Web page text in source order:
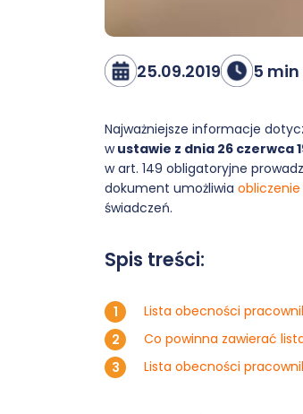
25.09.2019 5
Najważniejsze informacje
wustawie z dnia 26 czerwca
w art. 149 obligatoryjne
dokument umożliwia
świadczeń.
Spis treści:
Lista obecności
Co powinna zawierać
Lista obecności